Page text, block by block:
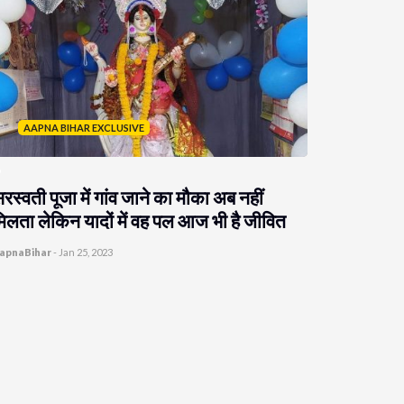
AAPNA BIHAR EXCLUSIVE
पूजा में गांव जाने का मौका अब नहीं
लेकिन यादों में वह पल आज भी है जीवित
- Jan 25, 2023